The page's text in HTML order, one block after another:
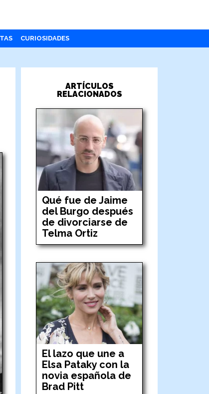
CURIOSIDADES
ARTÍCULOS
RELACIONADOS
Qué fue de Jaime
del Burgo después
de divorciarse de
Telma Ortiz
El lazo que une a
Elsa Pataky con la
novia española de
Brad Pitt